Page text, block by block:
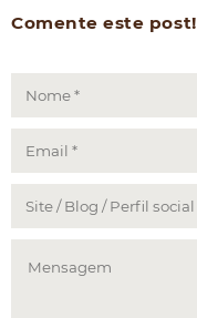
Comente este post!